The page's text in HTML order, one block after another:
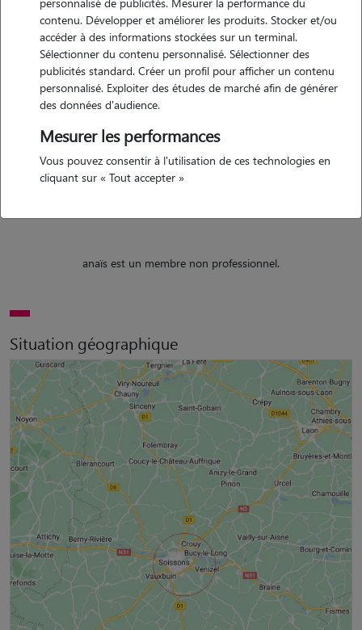
consacré mon temps libre aux animaux et serais ravie de pouvoir
vous aider en m'occupant des vôtres.
Expérience
je vis avec des chats depuis mon enfance. je partage actuellement
garde souvent les chats de ma famille et me suis également déjà
anaïs est un membre non professionnel.
Situation géographique
contenu. Développer et améliorer les produits. Stocker et/ou
accéder à des informations stockées sur un terminal.
Sélectionner du contenu personnalisé. Sélectionner des
publicités standard. Créer un profil pour afficher un contenu
personnalisé. Exploiter des études de marché afin de générer
des données d'audience.
Mesurer les performances
Vous pouvez consentir à l'utilisation de ces technologies en
cliquant sur « Tout accepter »